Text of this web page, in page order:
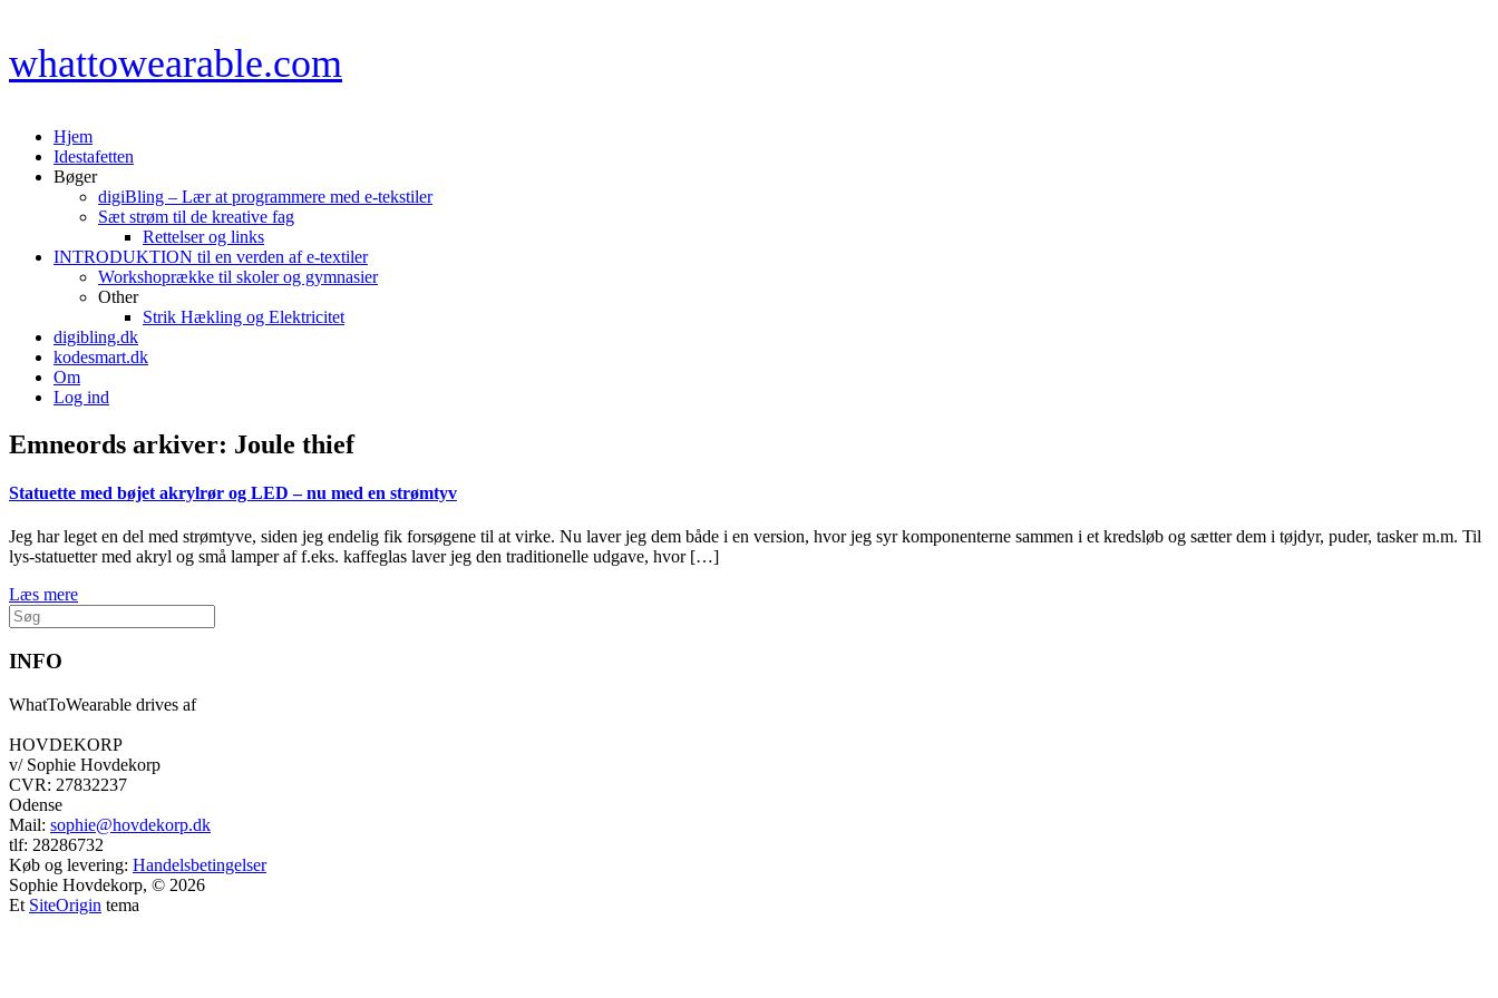
til
indhold
whattowearable.com
Hjem
Idestafetten
Bøger
digiBling – Lær at programmere med e-tekstiler
Sæt strøm til de kreative fag
Rettelser og links
INTRODUKTION til en verden af e-textiler
Workshoprække til skoler og gymnasier
Other
Strik Hækling og Elektricitet
digibling.dk
kodesmart.dk
Om
Log ind
Emneords arkiver: Joule thief
Statuette med bøjet akrylrør og LED – nu med en strømtyv
Jeg har leget en del med strømtyve, siden jeg endelig fik forsøgene til at virke. Nu laver jeg dem både i en version, hvor jeg syr komponenterne sammen i et kredsløb og sætter dem i tøjdyr, puder, tasker m.m. Til
lys-statuetter med akryl og små lamper af f.eks. kaffeglas laver jeg den traditionelle udgave, hvor […]
Læs mere
Søg
efter:
INFO
WhatToWearable drives af
HOVDEKORP
v/ Sophie Hovdekorp
CVR: 27832237
Odense
Mail: sophie@hovdekorp.dk
tlf: 28286732
Køb og levering: Handelsbetingelser
Sophie Hovdekorp, © 2026
Et SiteOrigin tema